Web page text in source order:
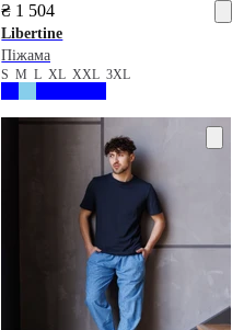
₴ 1 504
Libertine
Піжама
SMLXLXXL3XL